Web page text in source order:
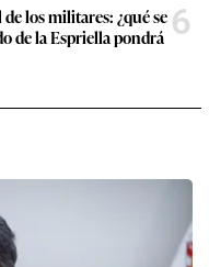
los militares: ¿qué se
de la Espriella pondrá 6